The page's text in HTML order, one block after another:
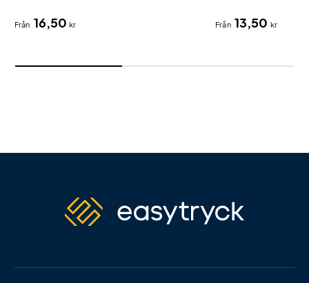
över hela ytan med digitaltryck i obegränsat
Från 16,50kr
pannband, hårsnodd,
Från 13,50 kr